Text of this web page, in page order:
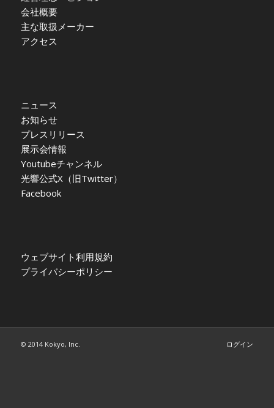
会社概要
主な取扱メーカー
アクセス
ニュース
お知らせ
プレスリリース
展示会情報
Youtubeチャンネル
光響公式X（旧Twitter）
Facebook
ウェブサイト利用規約
プライバシーポリシー
© 2014 Kokyo, Inc. ログイン